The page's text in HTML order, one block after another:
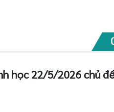
học 22/5/2026 chủ